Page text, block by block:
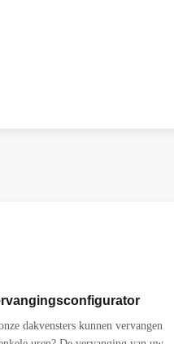
dakvensters kunnen vervangen